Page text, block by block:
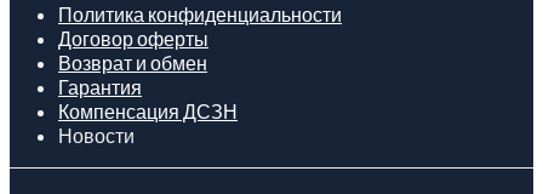
Политика конфиденциальности
Договор оферты
Возврат и обмен
Гарантия
Компенсация ДСЗН
Новости